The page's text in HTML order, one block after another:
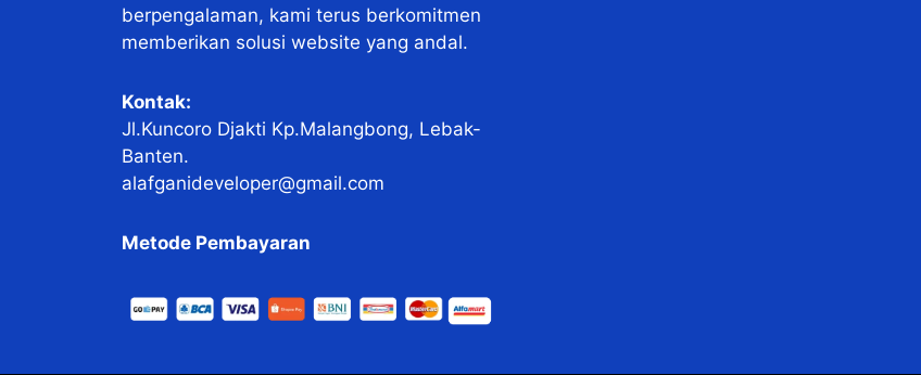
berpengalaman, kami terus berkomitmen
memberikan solusi website yang andal.
Kontak:
Jl.Kuncoro Djakti Kp.Malangbong, Lebak-
Banten.
alafganideveloper@gmail.com
Metode Pembayaran